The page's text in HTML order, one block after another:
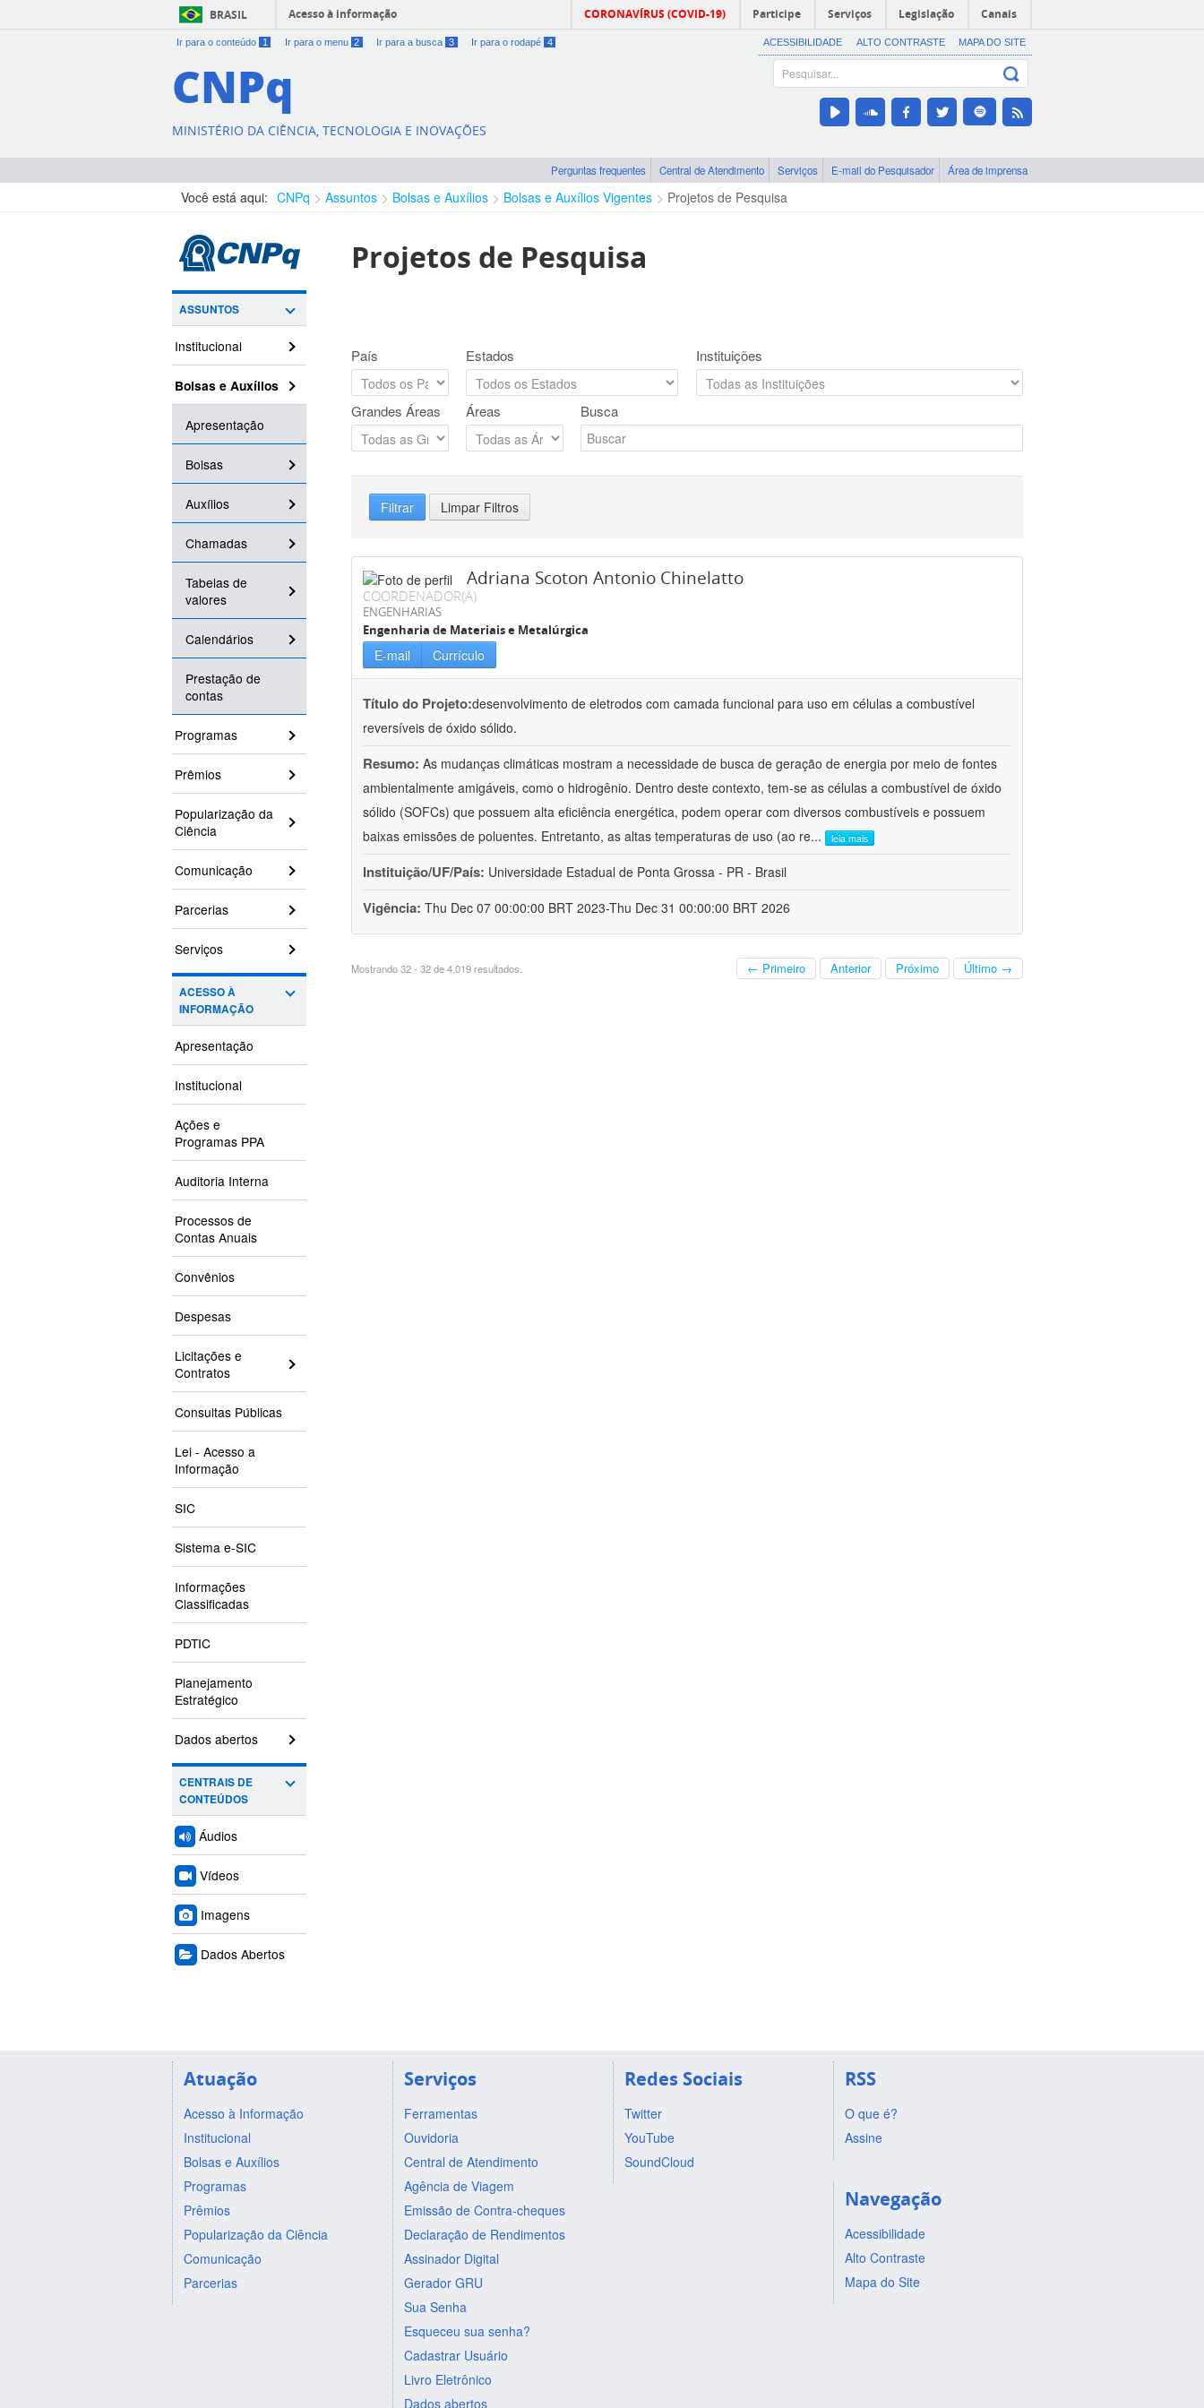
BRASIL Acesso à informação CORONAVÍRUS (COVID-19) Participe Serviços Legislação Canais
Ir para o conteúdo 1 Ir para o menu 2 Ir para a busca 3 Ir para o rodapé 4 ACESSIBILIDADE ALTO CONTRASTE MAPA DO SITE
CNPq
MINISTÉRIO DA CIÊNCIA, TECNOLOGIA E INOVAÇÕES
Perguntas frequentes Central de Atendimento Serviços E-mail do Pesquisador Área de imprensa
Você está aqui: CNPq Assuntos Bolsas e Auxílios Bolsas e Auxílios Vigentes Projetos de Pesquisa
ASSUNTOS
Institucional
Bolsas e Auxílios
Apresentação
Bolsas
Auxílios
Chamadas
Tabelas de
valores
Calendários
Prestação de
contas
Programas
Prêmios
Popularização da
Ciência
Comunicação
Parcerias
Serviços
ACESSO À
INFORMAÇÃO
Apresentação
Institucional
Ações e
Programas PPA
Auditoria Interna
Processos de
Contas Anuais
Convênios
Despesas
Licitações e
Contratos
Consultas Públicas
Lei - Acesso a
Informação
SIC
Sistema e-SIC
Informações
Classificadas
PDTIC
Planejamento
Estratégico
Dados abertos
CENTRAIS DE
CONTEÚDOS
Áudios
Vídeos
Imagens
Dados Abertos
Projetos de Pesquisa
País Estados Instituições
Grandes Áreas Áreas Busca
Filtrar Limpar Filtros
Adriana Scoton Antonio Chinelatto
COORDENADOR(A)
ENGENHARIAS
Engenharia de Materiais e Metalúrgica
E-mail Currículo
Título do Projeto:desenvolvimento de eletrodos com camada funcional para uso em células a combustível
reversíveis de óxido sólido.
Resumo: As mudanças climáticas mostram a necessidade de busca de geração de energia por meio de fontes
ambientalmente amigáveis, como o hidrogênio. Dentro deste contexto, tem-se as células a combustível de óxido
sólido (SOFCs) que possuem alta eficiência energética, podem operar com diversos combustíveis e possuem
baixas emissões de poluentes. Entretanto, as altas temperaturas de uso (ao re... leia mais
Instituição/UF/País: Universidade Estadual de Ponta Grossa - PR - Brasil
Vigência: Thu Dec 07 00:00:00 BRT 2023-Thu Dec 31 00:00:00 BRT 2026
Mostrando 32 - 32 de 4.019 resultados. ← Primeiro Anterior Próximo Último →
Atuação
Acesso à Informação
Institucional
Bolsas e Auxílios
Programas
Prêmios
Popularização da Ciência
Comunicação
Parcerias
Serviços
Ferramentas
Ouvidoria
Central de Atendimento
Agência de Viagem
Emissão de Contra-cheques
Declaração de Rendimentos
Assinador Digital
Gerador GRU
Sua Senha
Esqueceu sua senha?
Cadastrar Usuário
Livro Eletrônico
Dados abertos
Redes Sociais
Twitter
YouTube
SoundCloud
RSS
O que é?
Assine
Navegação
Acessibilidade
Alto Contraste
Mapa do Site